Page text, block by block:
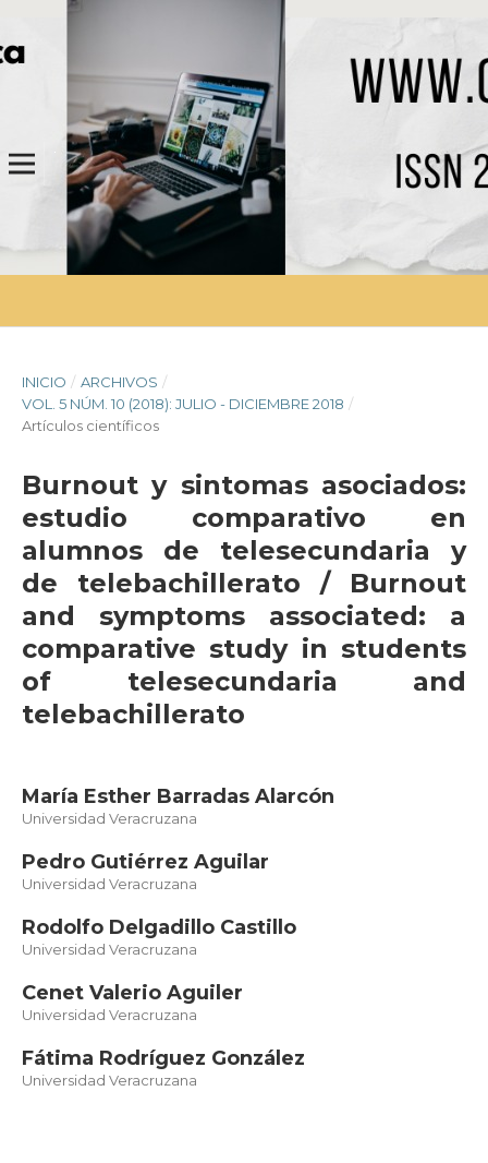
INICIO / ARCHIVOS /
VOL. 5 NÚM. 10 (2018): JULIO - DICIEMBRE 2018 /
Artículos científicos
Burnout y sintomas asociados:
estudio comparativo en
alumnos de telesecundaria y
de telebachillerato / Burnout
and symptoms associated: a
comparative study in students
of telesecundaria and
telebachillerato
María Esther Barradas Alarcón
Universidad Veracruzana
Pedro Gutiérrez Aguilar
Universidad Veracruzana
Rodolfo Delgadillo Castillo
Universidad Veracruzana
Cenet Valerio Aguiler
Universidad Veracruzana
Fátima Rodríguez González
Universidad Veracruzana